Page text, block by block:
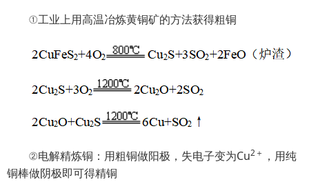
①工业上用高温冶炼黄铜矿的方法获得粗铜
②电解精炼铜：用粗铜做阳极，失电子变为Cu2＋ ，用纯
铜棒做阴极即可得精铜